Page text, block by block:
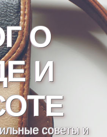
О
И
советы и